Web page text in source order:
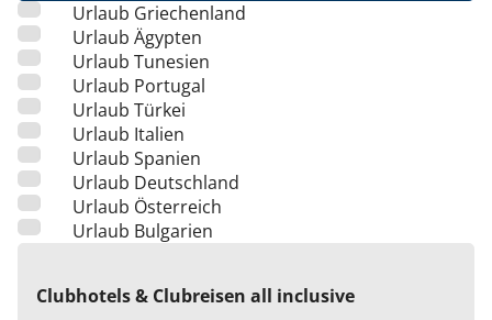
Urlaub Griechenland
Urlaub Ägypten
Urlaub Tunesien
Urlaub Portugal
Urlaub Türkei
Urlaub Italien
Urlaub Spanien
Urlaub Deutschland
Urlaub Österreich
Urlaub Bulgarien
Clubhotels & Clubreisen all inclusive